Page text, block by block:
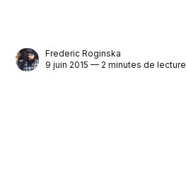
Frederic Roginska
9 juin 2015 — 2 minutes de lecture